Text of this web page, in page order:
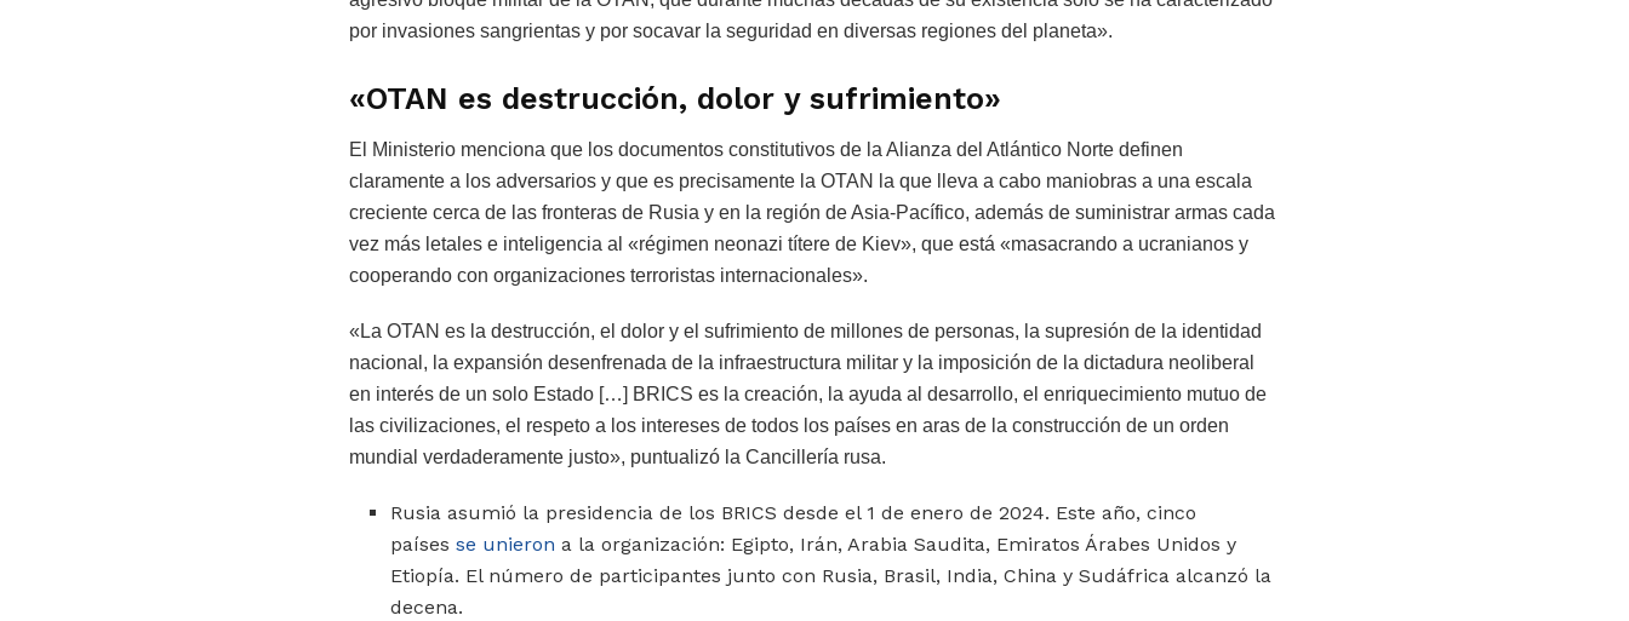
por invasiones sangrientas y por socavar la seguridad en diversas regiones del planeta».
«OTAN es destrucción, dolor y sufrimiento»
El Ministerio menciona que los documentos constitutivos de la Alianza del Atlántico Norte definen
claramente a los adversarios y que es precisamente la OTAN la que lleva a cabo maniobras a una escala
creciente cerca de las fronteras de Rusia y en la región de Asia-Pacífico, además de suministrar armas cada
vez más letales e inteligencia al «régimen neonazi títere de Kiev», que está «masacrando a ucranianos y
cooperando con organizaciones terroristas internacionales».
«La OTAN es la destrucción, el dolor y el sufrimiento de millones de personas, la supresión de la identidad
nacional, la expansión desenfrenada de la infraestructura militar y la imposición de la dictadura neoliberal
en interés de un solo Estado […] BRICS es la creación, la ayuda al desarrollo, el enriquecimiento mutuo de
las civilizaciones, el respeto a los intereses de todos los países en aras de la construcción de un orden
mundial verdaderamente justo», puntualizó la Cancillería rusa.
Rusia asumió la presidencia de los BRICS desde el 1 de enero de 2024. Este año, cinco
paísesse unieron a la organización: Egipto, Irán, Arabia Saudita, Emiratos Árabes Unidos y
Etiopía. El número de participantes junto con Rusia, Brasil, India, China y Sudáfrica alcanzó la
decena.